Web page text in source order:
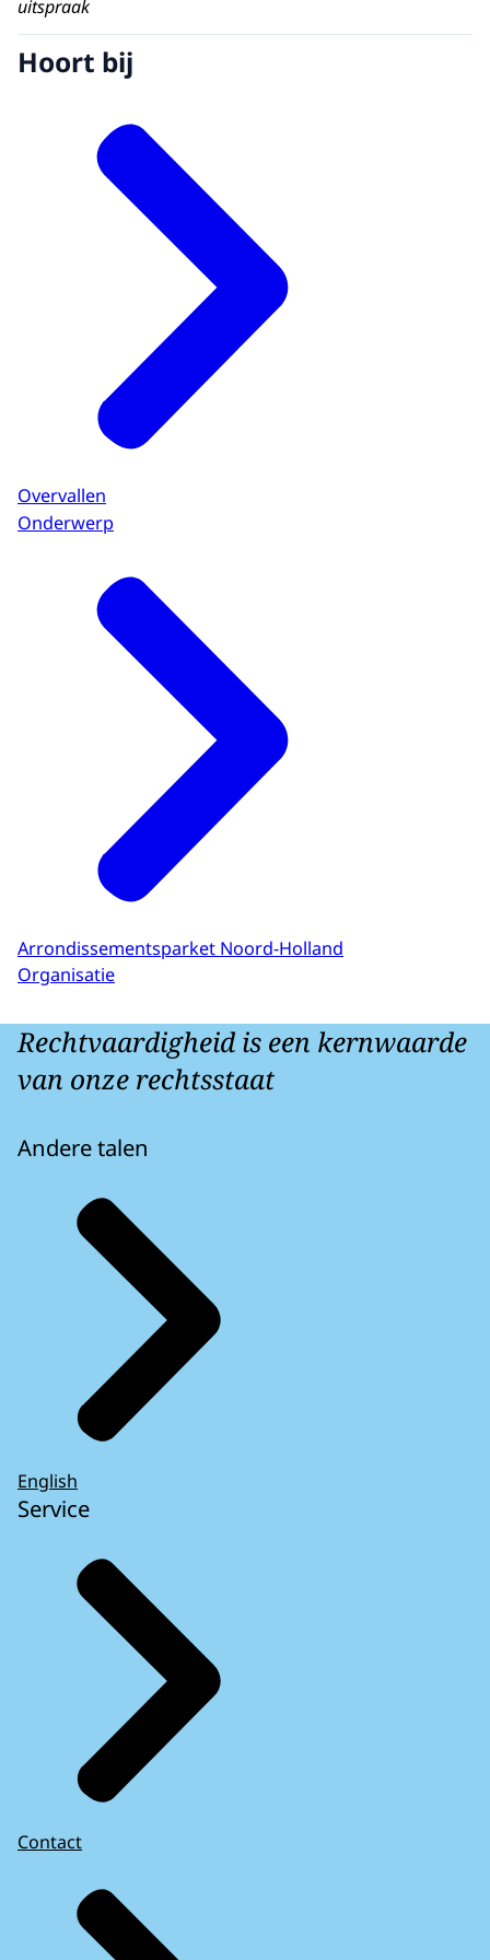
uitspraak
Hoort bij
Overvallen
Onderwerp
Arrondissementsparket Noord-Holland
Organisatie
Rechtvaardigheid is een kernwaarde
van onze rechtsstaat
Andere talen
English
Service
Contact